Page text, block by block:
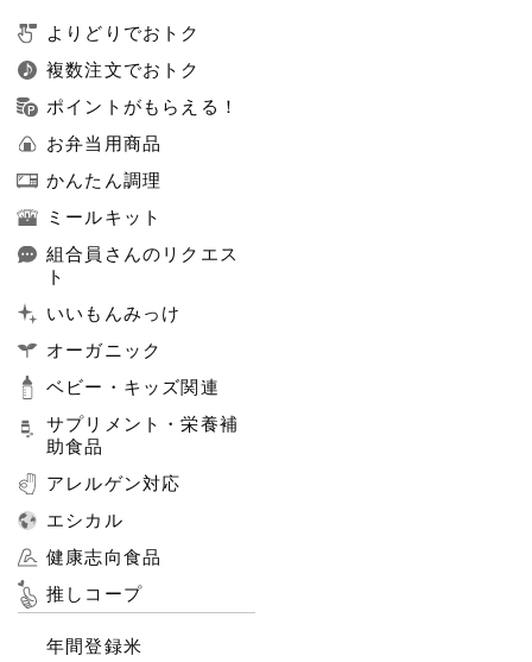
よりどりでおトク
複数注文でおトク
ポイントがもらえる！
お弁当用商品
かんたん調理
ミールキット
組合員さんのリクエス
ト
いいもんみっけ
オーガニック
ベビー・キッズ関連
サプリメント・栄養補
助食品
アレルゲン対応
エシカル
健康志向食品
推しコープ
年間登録米